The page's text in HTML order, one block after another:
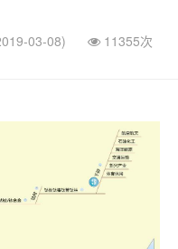
03-08)
11355次